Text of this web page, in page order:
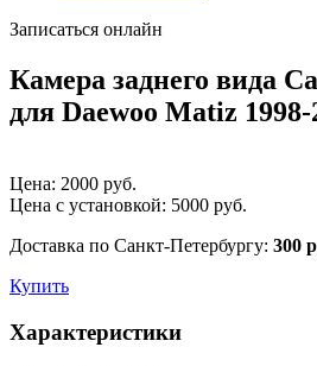
Записаться онлайн
Камера заднего вида
для Daewoo Matiz 1998-
Цена: 2000 руб.
Цена с установкой: 5000 руб.
Доставка по Санкт-Петербургу: 300
Купить
Характеристики